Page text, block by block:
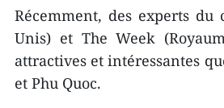
Récemment, des experts du
Unis) et The Week
attractives et intéressantes
et Phu Quoc.